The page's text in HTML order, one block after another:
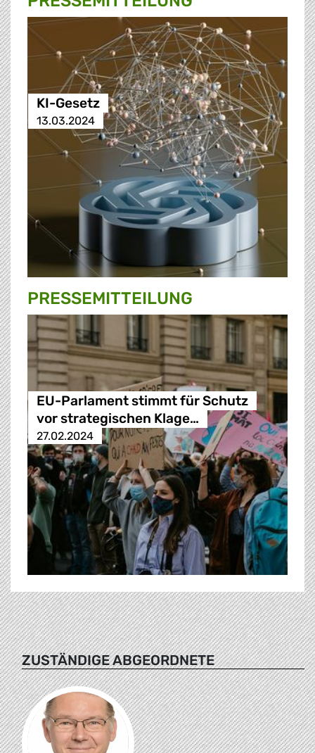
KI-Gesetz
13.03.2024
PRESSE­MITTEILUNG
EU-Parlament stimmt für Schutz
vor strategischen Klage…
27.02.2024
ZUSTÄNDIGE ABGEORDNETE